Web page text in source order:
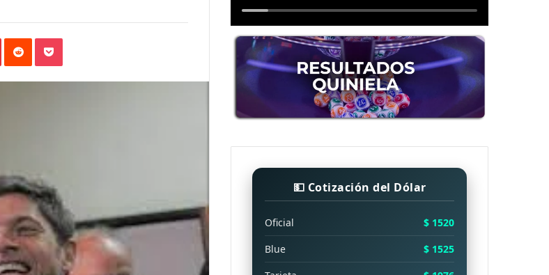
PinterestReddit Pocket
💵 Cotización del Dólar
Oficial
$ 1520
Blue
$ 1525